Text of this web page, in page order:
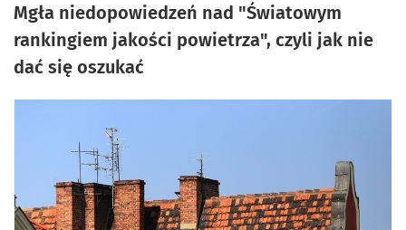
Mgła niedopowiedzeń nad "Światowym
rankingiem jakości powietrza", czyli jak nie
dać się oszukać